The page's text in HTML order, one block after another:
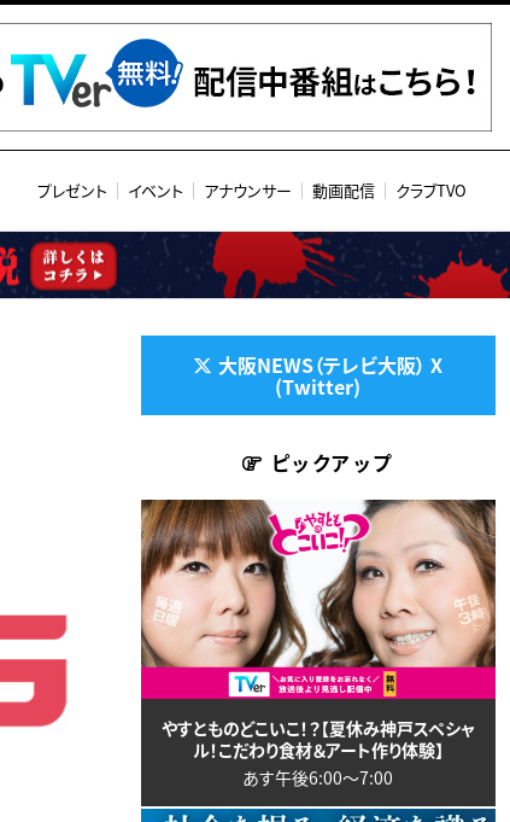
プレゼント イベント アナウンサー 動画配信 クラブTVO
大阪NEWS（テレビ大阪） X
(Twitter)
ピックアップ
やすとものどこいこ！？【夏休み神戸スペシャ
ル！こだわり食材＆アート作り体験】
あす午後6:00〜7:00